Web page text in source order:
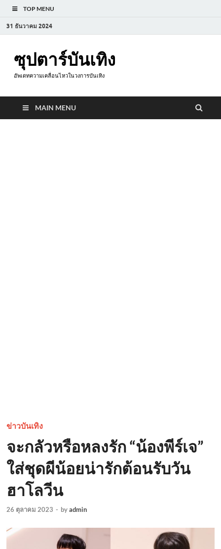
TOP MENU
31 ธันวาคม 2024
ซุปตาร์บันเทิง
อัพเดทความเคลื่อนไหวในวงการบันเทิง
MAIN MENU
ข่าวบันเทิง
จะกลัวหรือหลงรัก “น้องพีร์เจ”
ใส่ชุดผีน้อยน่ารักต้อนรับวัน
ฮาโลวีน
26 ตุลาคม 2023 - byadmin